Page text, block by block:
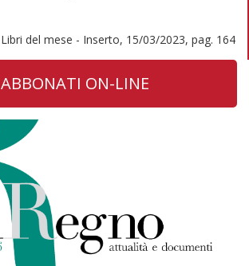
Libri del mese - Inserto, 15/03/2023, pag. 164
ABBONATI ON-LINE